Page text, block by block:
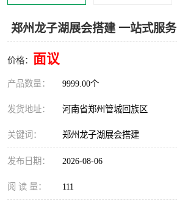
郑州龙子湖展会搭建 一站式服务
价格： 面议
产品数量： 9999.00个
发货地址： 河南省郑州管城回族区
关键词： 郑州龙子湖展会搭建
发布日期： 2026-08-06
阅 读 量： 111